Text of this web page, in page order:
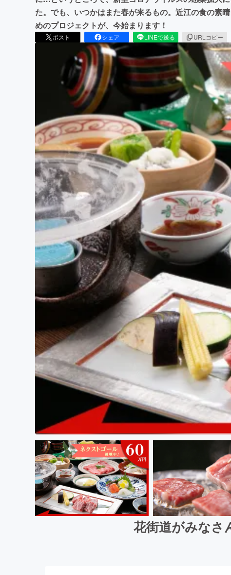
た。でも、いつかはまた春が来るもの。近江の食の素
めのプロジェクトが、今始まります！
ポスト シェア LINEで送る URLコピー
花街道がみなさ